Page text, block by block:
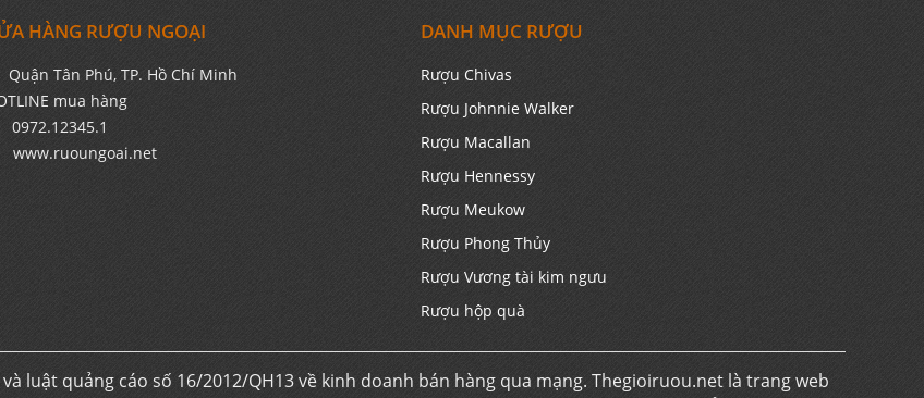
HÀNG RƯỢU NGOẠI
Quận Tân Phú, TP. Hồ Chí Minh
mua hàng
0972.12345.1
www.ruoungoai.net
DANH MỤC RƯỢU
Rượu Chivas
Rượu Johnnie Walker
Rượu Macallan
Rượu Hennessy
Rượu Meukow
Rượu Phong Thủy
Rượu Vương tài kim ngưu
Rượu hộp quà
luật quảng cáo số 16/2012/QH13 về kinh doanh bán hàng qua mạng. Thegioiruou.net là trang web